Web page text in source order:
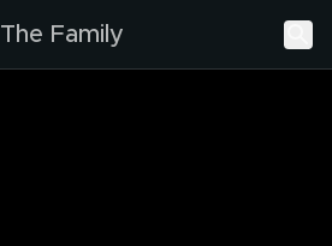
The Family